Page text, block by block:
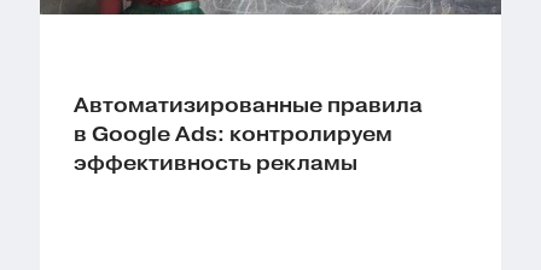
Автоматизированные правила
в Google Ads: контролируем
эффективность рекламы